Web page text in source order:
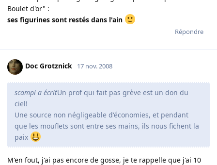
Boulet d'or" :
ses figurines sont restés dans l'ain
Répondre
Doc Grotznick 17 nov. 2008
scampi a écritUn prof qui fait pas grève est un don du
ciel!
Une source non négligeable d'économies, et pendant
que les mouflets sont entre ses mains, ils nous fichent la
paix
M'en fout, j'ai pas encore de gosse, je te rappelle que j'ai 10